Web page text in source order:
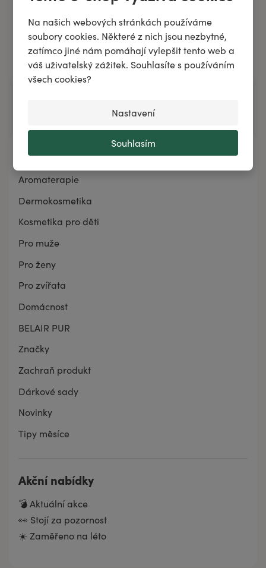
Na našich webových stránkách používáme
soubory cookies. Některé z nich jsou nezbytné,
zatímco jiné nám pomáhají vylepšit tento web a
váš uživatelský zážitek. Souhlasíte s používáním
všech cookies?
Nastavení
Souhlasím
Přidat do košíku
Kategorie
Aromaterapie
Dermokosmetika
Kosmetika pro děti
Pro muže
Pro ženy
Pro zvířata
Domácnost
BELAIR PUR
Značky
Zachraň produkt
Dárkové sady
Novinky
Tipy měsíce
Akční nabídky
💣 Aktuální akce
👀 Stojí za pozornost
☀️ Zaměřeno na léto